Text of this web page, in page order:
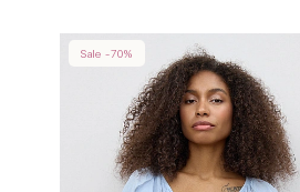
Sale -70%
RUS